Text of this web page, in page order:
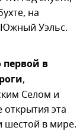
на
Южный Уэльс.
первой в
,
Селом и
открытия эта
шестой в мире.